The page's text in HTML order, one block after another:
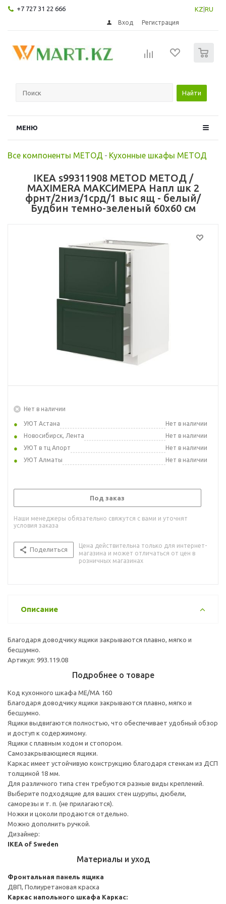
+7 727 31 22 666 KZ RU
Вход Регистрация
Найти
МЕНЮ
Все компоненты МЕТОД - Кухонные шкафы МЕТОД
IKEA s99311908 METOD МЕТОД /
MAXIMERA МАКСИМЕРА Напл шк 2
фрнт/2низ/1срд/1 выс ящ - белый/
Будбин темно-зеленый 60x60 см
Нет в наличии
УЮТ Астана
Нет в наличии
Новосибирск, Лента
Нет в наличии
УЮТ в тц Апорт
Нет в наличии
УЮТ Алматы
Нет в наличии
Под заказ
Наши менеджеры обязательно свяжутся с вами и уточнят
условия заказа
Поделиться
Цена действительна только для интернет-
магазина и может отличаться от цен в
розничных магазинах
Описание
Благодаря доводчику ящики закрываются плавно, мягко и
бесшумно.
Артикул: 993.119.08
Подробнее о товаре
Код кухонного шкафа ME/MA 160
Благодаря доводчику ящики закрываются плавно, мягко и
бесшумно.
Ящики выдвигаются полностью, что обеспечивает удобный обзор
и доступ к содержимому.
Ящики с плавным ходом и стопором.
Самозакрывающиеся ящики.
Каркас имеет устойчивую конструкцию благодаря стенкам из ДСП
толщиной 18 мм.
Для различного типа стен требуются разные виды креплений.
Выберите подходящие для ваших стен шурупы, дюбели,
саморезы и т. п. (не прилагаются).
Ножки и цоколи продаются отдельно.
Можно дополнить ручкой.
Дизайнер:
IKEA of Sweden
Материалы и уход
Фронтальная панель ящика
ДВП, Полиуретановая краска
Каркас напольного шкафа Каркас: